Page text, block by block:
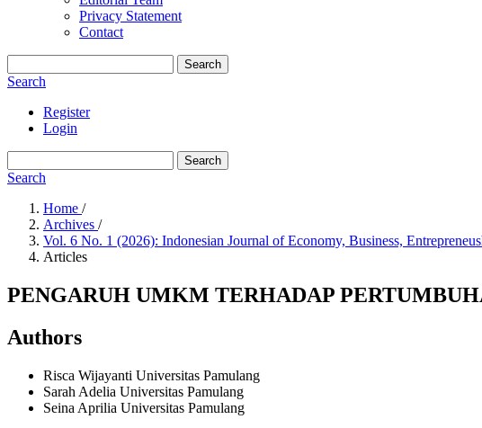
Privacy Statement
Contact
Search
Search
Register
Login
Search
Search
Home /
Archives /
Vol. 6 No. 1 (2026): Indonesian Journal of Economy, Business,
Articles
PENGARUH UMKM TERHADAP
Authors
Risca Wijayanti Universitas Pamulang
Sarah Adelia Universitas Pamulang
Seina Aprilia Universitas Pamulang